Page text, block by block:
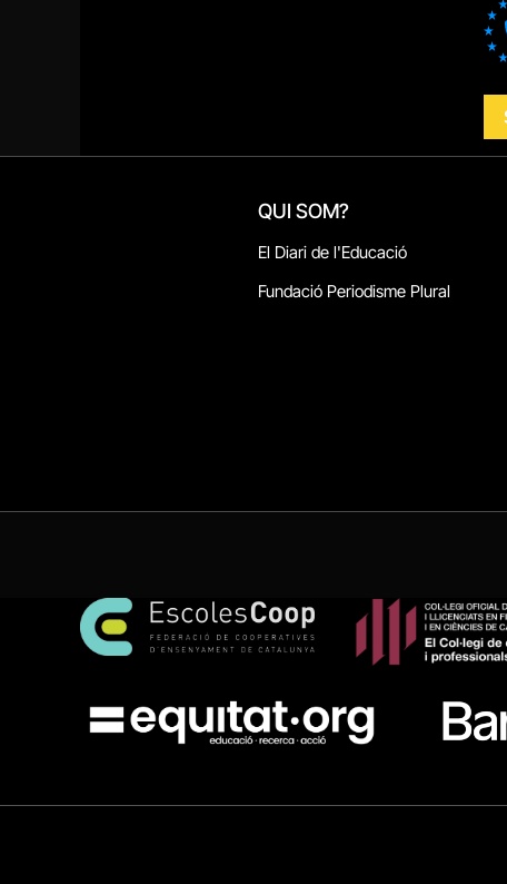
QUI SOM?
El Diari de l'Educació
Fundació Periodisme Plural